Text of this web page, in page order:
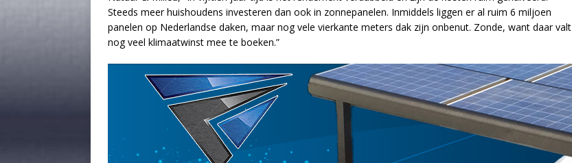
Steeds meer huishoudens investeren dan ook in zonnepanelen. Inmiddels liggen er al ruim 6 miljoen
panelen op Nederlandse daken, maar nog vele vierkante meters dak zijn onbenut. Zonde, want daar valt
nog veel klimaatwinst mee te boeken.”